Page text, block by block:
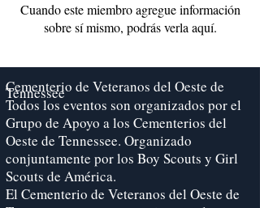
Cuando este miembro agregue información
sobre sí mismo, podrás verla aquí.
Cementerio de Veteranos del Oeste de
Tennessee
Todos los eventos son organizados por el
Grupo de Apoyo a los Cementerios del
Oeste de Tennessee. Organizado
conjuntamente por los Boy Scouts y Girl
Scouts de América.
El Cementerio de Veteranos del Oeste de